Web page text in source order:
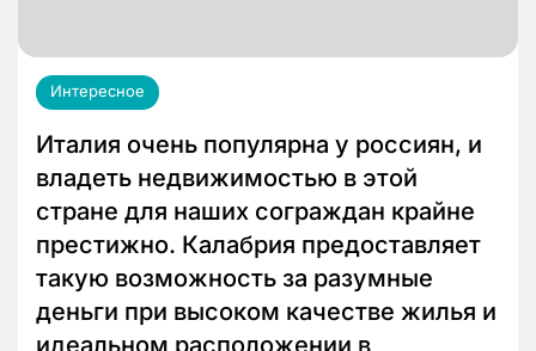
Интересное
Италия очень популярна у россиян, и
владеть недвижимостью в этой
стране для наших сограждан крайне
престижно. Калабрия предоставляет
такую возможность за разумные
деньги при высоком качестве жилья и